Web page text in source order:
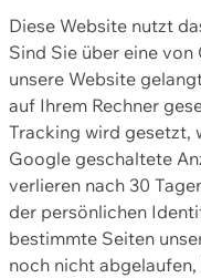
Diese Website nutzt
Sind Sie über eine
unsere Website
auf Ihrem Rechner
Tracking wird gesetzt,
Google geschaltete
verlieren nach 30
der persönlichen
bestimmte Seiten
noch nicht